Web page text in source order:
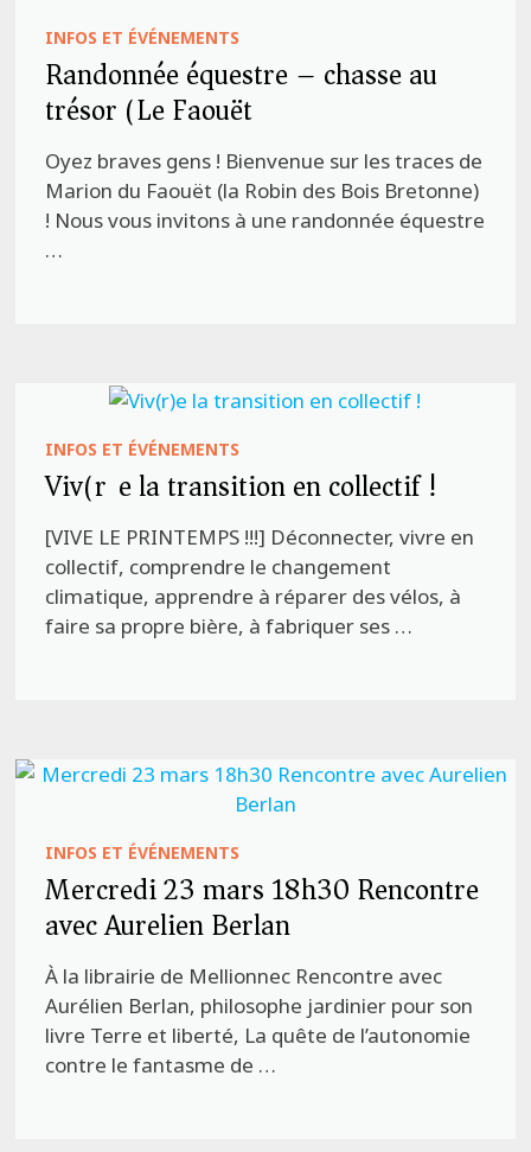
INFOS ET ÉVÉNEMENTS
Randonnée équestre – chasse au
trésor (Le Faouët)
Oyez braves gens ! Bienvenue sur les traces de
Marion du Faouët (la Robin des Bois Bretonne)
! Nous vous invitons à une randonnée équestre
…
INFOS ET ÉVÉNEMENTS
Viv(r)e la transition en collectif !
[VIVE LE PRINTEMPS !!!] Déconnecter, vivre en
collectif, comprendre le changement
climatique, apprendre à réparer des vélos, à
faire sa propre bière, à fabriquer ses …
INFOS ET ÉVÉNEMENTS
Mercredi 23 mars 18h30 Rencontre
avec Aurelien Berlan
À la librairie de Mellionnec Rencontre avec
Aurélien Berlan, philosophe jardinier pour son
livre Terre et liberté, La quête de l’autonomie
contre le fantasme de …